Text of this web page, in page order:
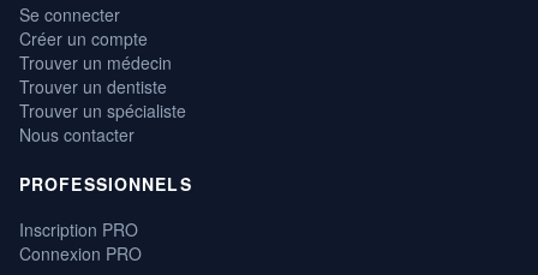
Se connecter
Créer un compte
Trouver un médecin
Trouver un dentiste
Trouver un spécialiste
Nous contacter
PROFESSIONNELS
Inscription PRO
Connexion PRO